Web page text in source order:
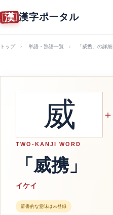
漢 漢字ポータル
トップ 単語・熟語一覧 「威携」の詳細
威 ＋
TWO-KANJI WORD
「威携」
イケイ
辞書的な意味は未登録